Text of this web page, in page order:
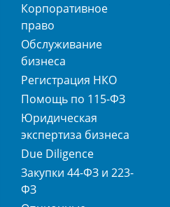
Корпоративное
право
Обслуживание
бизнеса
Регистрация НКО
Помощь по 115-ФЗ
Юридическая
экспертиза бизнеса
Due Diligence
Закупки 44-ФЗ и 223-
ФЗ